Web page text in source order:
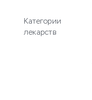
Категории
лекарств